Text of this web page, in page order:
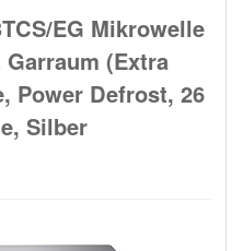
EG Mikrowelle
(Extra
Power Defrost, 26
Silber